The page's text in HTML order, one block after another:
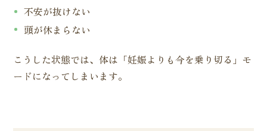
不安が抜けない
頭が休まらない
こうした状態では、体は「妊娠よりも今を乗り切る」モ
ードになってしまいます。